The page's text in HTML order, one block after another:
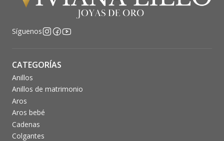
Síguenos
CATEGORÍAS
Anillos
Anillos de matrimonio
Aros
Aros bebé
Cadenas
Colgantes